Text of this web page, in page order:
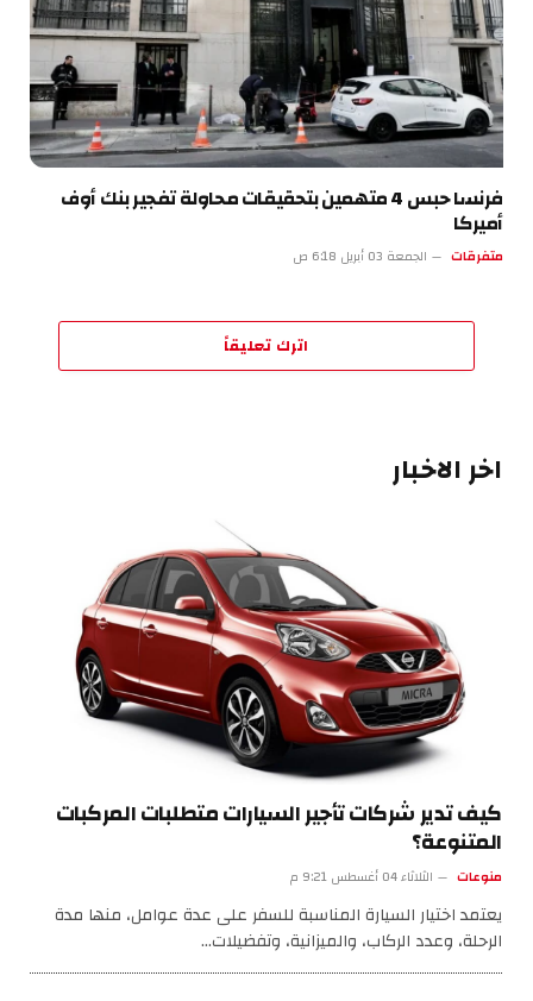
فرنسا حبس 4 متهمين بتحقيقات محاولة تفجير بنك أوف
أميركا
متفرقات الجمعة 03 أبريل 6:18 ص
اترك تعليقاً
اخر الاخبار
كيف تدير شركات تأجير السيارات متطلبات المركبات
المتنوعة؟
منوعات الثلاثاء 04 أغسطس 9:21 م
يعتمد اختيار السيارة المناسبة للسفر على عدة عوامل، منها مدة
الرحلة، وعدد الركاب، والميزانية، وتفضيلات…